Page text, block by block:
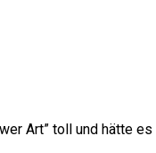
Art” toll und hätte